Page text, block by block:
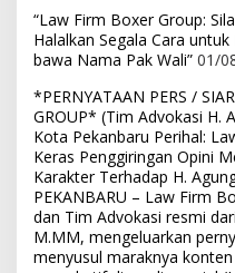
“Law Firm Boxer Group:
Halalkan Segala Cara
bawa Nama Pak Wali” 01/
*PERNYATAAN PERS /
GROUP* (Tim Advokasi H.
Kota Pekanbaru Perihal:
Keras Penggiringan Opini
Karakter Terhadap H.
PEKANBARU – Law Firm
dan Tim Advokasi resmi
M.MM, mengeluarkan
menyusul maraknya